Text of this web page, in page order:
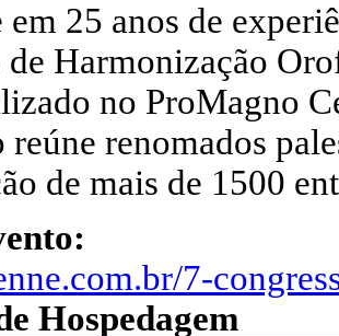
em 25 anos de
Harmonização
no ProMagno
reúne renomados
de mais de 1500
7-
Hospedagem